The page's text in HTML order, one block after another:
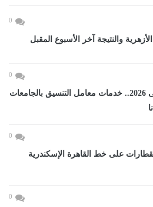
0
الأزهرية والنتيجة آخر الأسبوع المقبل
0
تنسيق المرحلة الأولى 2026.. خدمات معامل التنسيق بالجامعات
0
على خط القاهرة الإسكندرية
0